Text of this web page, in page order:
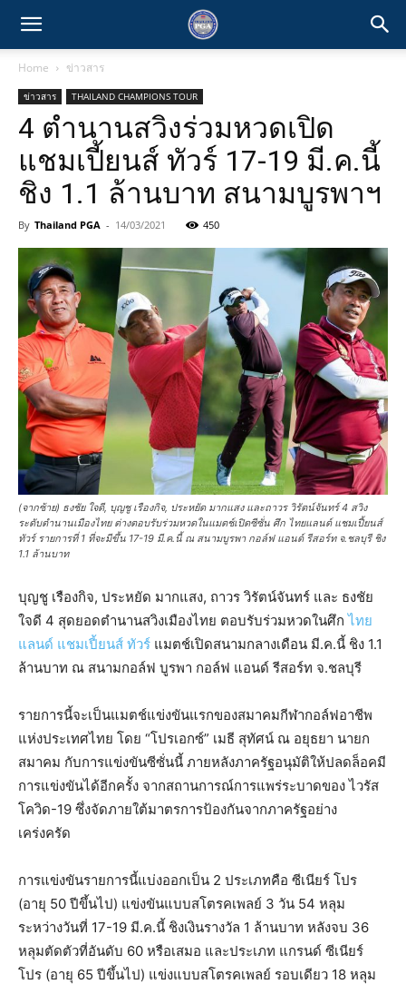
Home ข่าวสาร
ข่าวสาร THAILAND CHAMPIONS TOUR
4 ตำนานสวิงร่วมหวดเปิด
แชมเปี้ยนส์ ทัวร์ 17-19 มี.ค.นี้
ชิง 1.1 ล้านบาท สนามบูรพาฯ
By Thailand PGA - 14/03/2021 450
(จากซ้าย) ธงชัย ใจดี, บุญชู เรืองกิจ, ประหยัด มากแสง และถาวร วิรัตน์จันทร์ 4 สวิง
ระดับตำนานเมืองไทย ต่างตอบรับร่วมหวดในแมตช์เปิดซีซั่น ศึก ไทยแลนด์ แชมเปี้ยนส์
ทัวร์ รายการที่ 1 ที่จะมีขึ้น 17-19 มี.ค.นี้ ณ สนามบูรพา กอล์ฟ แอนด์ รีสอร์ท จ.ชลบุรี ชิง
1.1 ล้านบาท
บุญชู เรืองกิจ, ประหยัด มากแสง, ถาวร วิรัตน์จันทร์ และ ธงชัย
ใจดี 4 สุดยอดตำนานสวิงเมืองไทย ตอบรับร่วมหวดในศึกไทย
แลนด์ แชมเปี้ยนส์ ทัวร์ แมตช์เปิดสนามกลางเดือน มี.ค.นี้ ชิง 1.1
ล้านบาท ณ สนามกอล์ฟ บูรพา กอล์ฟ แอนด์ รีสอร์ท จ.ชลบุรี
รายการนี้จะเป็นแมตช์แข่งขันแรกของสมาคมกีฬากอล์ฟอาชีพ
แห่งประเทศไทย โดย “โปรเอกซ์” เมธี สุทัศน์ ณ อยุธยา นายก
สมาคม กับการแข่งขันซีซั่นนี้ ภายหลังภาครัฐอนุมัติให้ปลดล็อคมี
การแข่งขันได้อีกครั้ง จากสถานการณ์การแพร่ระบาดของ ไวรัส
โควิด-19 ซึ่งจัดภายใต้มาตรการป้องกันจากภาครัฐอย่าง
เคร่งครัด
การแข่งขันรายการนี้แบ่งออกเป็น 2 ประเภทคือ ซีเนียร์ โปร
(อายุ 50 ปีขึ้นไป) แข่งขันแบบสโตรคเพลย์ 3 วัน 54 หลุม
ระหว่างวันที่ 17-19 มี.ค.นี้ ชิงเงินรางวัล 1 ล้านบาท หลังจบ 36
หลุมตัดตัวที่อันดับ 60 หรือเสมอ และประเภท แกรนด์ ซีเนียร์
โปร (อายุ 65 ปีขึ้นไป) แข่งแบบสโตรคเพลย์ รอบเดียว 18 หลุม